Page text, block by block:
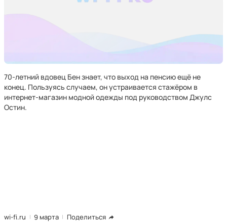
70-летний вдовец Бен знает, что выход на пенсию ещё не
конец. Пользуясь случаем, он устраивается стажёром в
интернет-магазин модной одежды под руководством Джулс
Остин.
wi-fi.ru 9 марта Поделиться